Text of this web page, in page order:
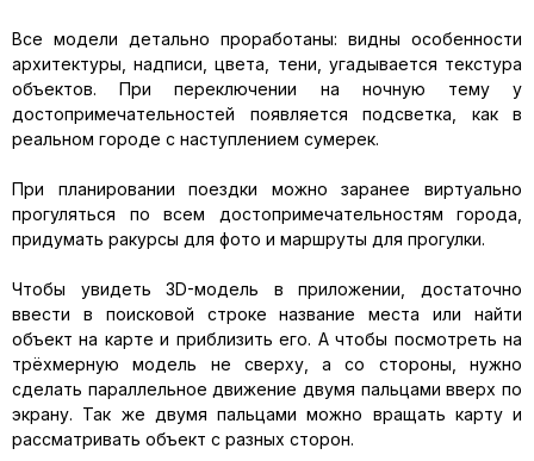
Все модели детально проработаны: видны особенности
архитектуры, надписи, цвета, тени, угадывается текстура
объектов. При переключении на ночную тему у
достопримечательностей появляется подсветка, как в
реальном городе с наступлением сумерек.
При планировании поездки можно заранее виртуально
прогуляться по всем достопримечательностям города,
придумать ракурсы для фото и маршруты для прогулки.
Чтобы увидеть 3D-модель в приложении, достаточно
ввести в поисковой строке название места или найти
объект на карте и приблизить его. А чтобы посмотреть на
трёхмерную модель не сверху, а со стороны, нужно
сделать параллельное движение двумя пальцами вверх по
экрану. Так же двумя пальцами можно вращать карту и
рассматривать объект с разных сторон.